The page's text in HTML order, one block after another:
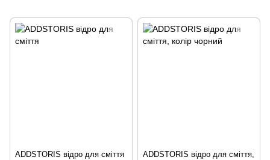
ADDSTORIS відро для сміття
ADDSTORIS відро для сміття,